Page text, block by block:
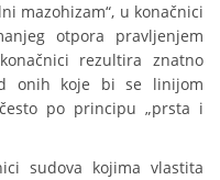
mazohizam“, u konačnici
otpora pravljenjem
rezultira znatno
onih koje bi se linijom
po principu „prsta i
sudova kojima vlastita